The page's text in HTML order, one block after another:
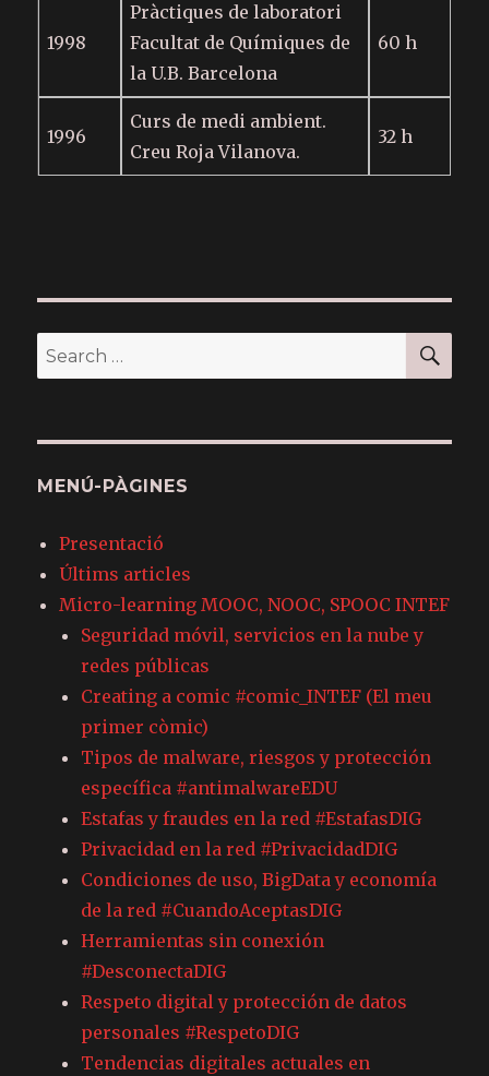
1998
Pràctiques de laboratori
Facultat de Químiques de
la U.B. Barcelona
60 h
1996
Curs de medi ambient.
Creu Roja Vilanova.
32 h
Search
for:
MENÚ-PÀGINES
Presentació
Últims articles
Micro-learning MOOC, NOOC, SPOOC INTEF
Seguridad móvil, servicios en la nube y
redes públicas
Creating a comic #comic_INTEF (El meu
primer còmic)
Tipos de malware, riesgos y protección
específica #antimalwareEDU
Estafas y fraudes en la red #EstafasDIG
Privacidad en la red #PrivacidadDIG
Condiciones de uso, BigData y economía
de la red #CuandoAceptasDIG
Herramientas sin conexión
#DesconectaDIG
Respeto digital y protección de datos
personales #RespetoDIG
Tendencias digitales actuales en